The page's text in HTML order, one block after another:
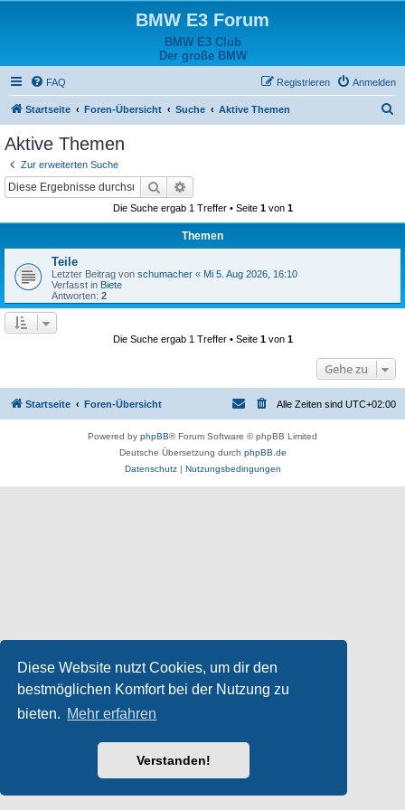
Diese Website nutzt Cookies, um dir den
bestmöglichen Komfort bei der Nutzung zu
bieten. Mehr erfahren
Verstanden!
BMW E3 Forum
BMW E3 Club
Der große BMW
FAQ Anmelden
Registrieren
Startseite Foren-Übersicht Suche Aktive Themen
Aktive Themen
Zur erweiterten Suche
Suche
Die Suche ergab 1 Treffer • Seite 1von 1
Themen
Teile
Letzter Beitrag von schumacher « Mi 5. Aug 2026, 16:10
Verfasst in Biete
Antworten: 2
Die Suche ergab 1 Treffer • Seite 1von 1
Gehe zu
Startseite Foren-Übersicht Alle Zeiten sind UTC+02:00
Powered by phpBB® Forum Software © phpBB Limited
Deutsche Übersetzung durch phpBB.de
Datenschutz| Nutzungsbedingungen